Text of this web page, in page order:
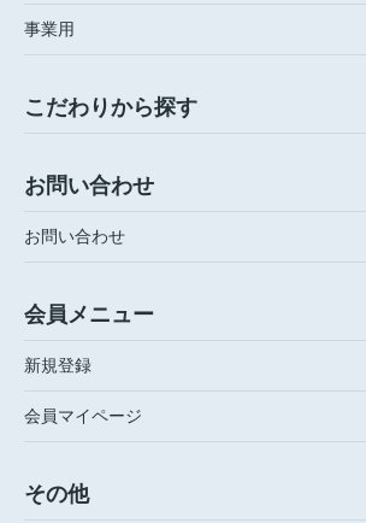
事業用
こだわりから探す
お問い合わせ
お問い合わせ
会員メニュー
新規登録
会員マイページ
その他